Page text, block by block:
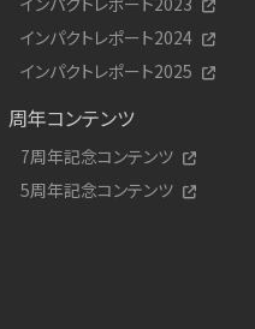
インパクトレポート2024
インパクトレポート2025
周年コンテンツ
7周年記念コンテンツ
5周年記念コンテンツ